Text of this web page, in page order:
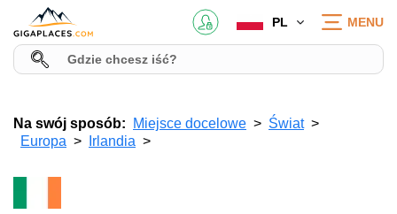
PL MENU
Na swój sposób: Miejsce docelowe
Świat
Europa
Irlandia